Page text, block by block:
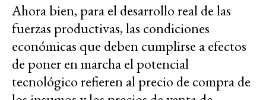
Ahora bien, para el desarrollo real de las
fuerzas productivas, las condiciones
económicas que deben cumplirse a efectos
de poner en marcha el potencial
tecnológico refieren al precio de compra de